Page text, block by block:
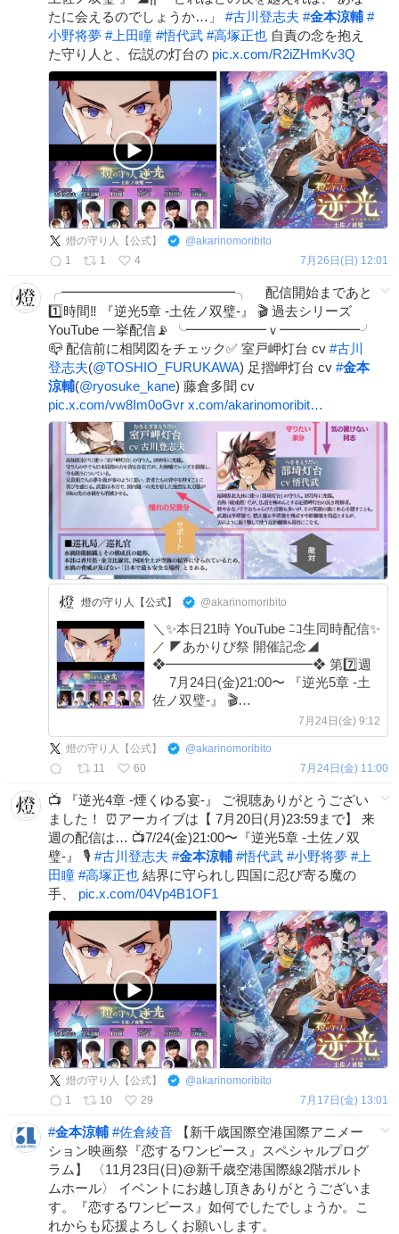
たに会えるのでしょうか…」 #古川登志夫 #金本涼輔 #
小野将夢 #上田瞳 #悟代武 #高塚正也 自責の念を抱え
た守り人と、伝説の灯台の pic.x.com/R2iZHmKv3Q
燈の守り人【公式】 @akarinomoribito
1
1 4 7月26日(日) 12:01
╭━━━━━━━━━━━━━╮ 配信開始まであと
1️⃣時間‼️ 『逆光5章 -土佐ノ双璧-』 🎬 過去シリーズ
YouTube 一挙配信📡 ╰━━━━━━ｖ━━━━━━╯
📪 配信前に相関図をチェック✅ 室戸岬灯台 cv #古川
登志夫(@TOSHIO_FURUKAWA) 足摺岬灯台 cv #金本
涼輔(@ryosuke_kane) 藤倉多聞 cv
pic.x.com/vw8Im0oGvr x.com/akarinomoribit…
燈の守り人【公式】 @akarinomoribito
＼✨本日21時 YouTube ﾆｺ生同時配信✨
／ ◤あかりび祭 開催記念◢
❖━━━━━━━━━━━❖ 第7️⃣週
佐ノ双璧-』 🎬
❖━━━━━━━━━━━❖ 📺
YouTube㌻▶︎youtu.be/po2ZgWMRGqI
📺ニコ生㌻
▶︎live.nicovideo.jp/watch/lv351024…
7月24日(金) 9:12
燈の守り人【公式】 @akarinomoribito
11
60 7月24日(金) 11:00
📺 『逆光4章 -煙くゆる宴-』 ご視聴ありがとうござい
ました！ ⏰アーカイブは【 7月20日(月)23:59まで】 来
週の配信は… 📺7/24(金)21:00〜『逆光5章 -土佐ノ双
璧-』 🎙️ #古川登志夫 #金本涼輔 #悟代武 #小野将夢 #上
田瞳 #高塚正也 結界に守られし四国に忍び寄る魔の
手、 pic.x.com/04Vp4B1OF1
燈の守り人【公式】 @akarinomoribito
1
10 29 7月17日(金) 13:01
#金本涼輔 #佐倉綾音 【新千歳国際空港国際アニメー
ション映画祭『恋するワンピース』スペシャルプログ
ラム】 〈11月23日(日)@新千歳空港国際線2階ポルト
ムホール〉 イベントにお越し頂きありがとうございま
す。『恋するワンピース』如何でしたでしょうか。こ
れからも応援よろしくお願いします。